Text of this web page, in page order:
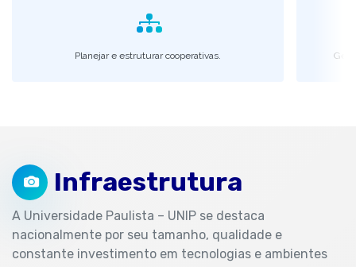
Planejar e estruturar cooperativas.
Infraestrutura
A Universidade Paulista – UNIP se destaca
nacionalmente por seu tamanho, qualidade e
constante investimento em tecnologias e ambientes